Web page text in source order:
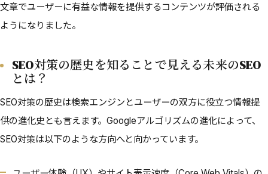
文章でユーザーに有益な情報を提供するコンテンツが評価される
ようになりました。
SEO対策の歴史を知ることで見える未来のSEO
とは？
SEO対策の歴史は検索エンジンとユーザーの双方に役立つ情報提
供の進化史とも言えます。Googleアルゴリズムの進化によって、
SEO対策は以下のような方向へと向かっています。